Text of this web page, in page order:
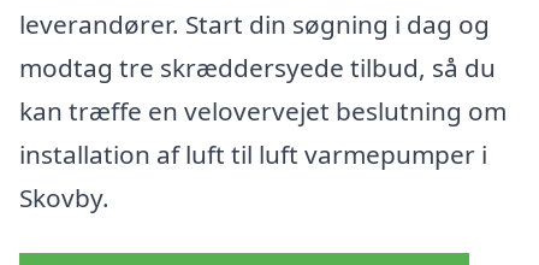
leverandører. Start din søgning i dag og
modtag tre skræddersyede tilbud, så du
kan træffe en velovervejet beslutning om
installation af luft til luft varmepumper i
Skovby.